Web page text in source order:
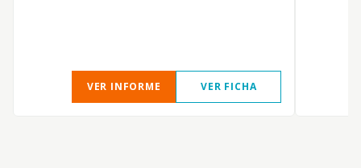
VER INFORME VER FICHA